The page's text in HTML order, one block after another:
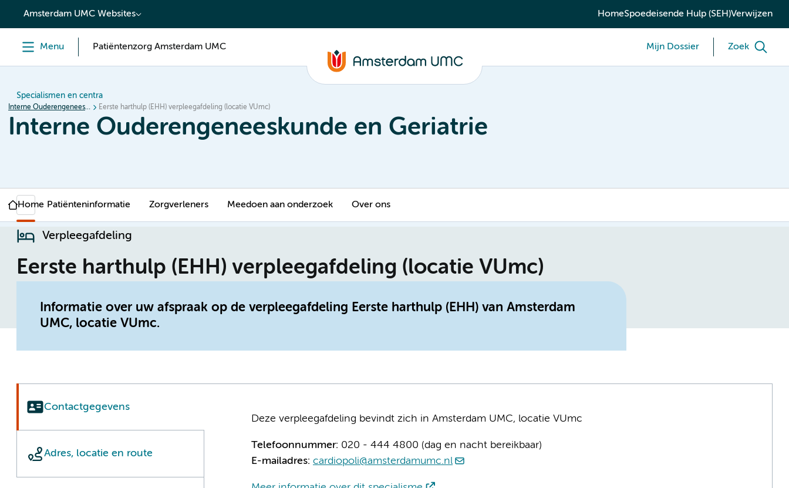
content
Amsterdam UMC Websites HomeSpoedeisende Hulp (SEH)Verwijzen
Menu Patiëntenzorg Amsterdam UMC Mijn Dossier Zoek
Specialismen en centra
Interne Ouderengeneeskunde en Geriatrie Eerste harthulp (EHH) verpleegafdeling (locatie VUmc)
Interne Ouderengeneeskunde en Geriatrie
Home Patiënteninformatie Zorgverleners Meedoen aan onderzoek Over ons
Verpleegafdeling
Eerste harthulp (EHH) verpleegafdeling (locatie VUmc)
Informatie over uw afspraak op de verpleegafdeling Eerste harthulp (EHH) van Amsterdam
UMC, locatie VUmc.
Contactgegevens
Adres, locatie en route
Deze verpleegafdeling bevindt zich in Amsterdam UMC, locatie VUmc
Telefoonnummer: 020 - 444 4800 (dag en nacht bereikbaar)
E-mailadres: cardiopoli@amsterdamumc.nl